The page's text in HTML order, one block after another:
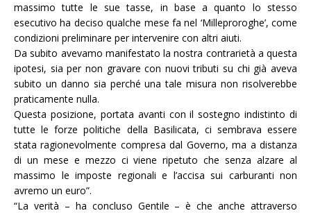
massimo tutte le sue tasse, in base a quanto lo stesso
esecutivo ha deciso qualche mese fa nel ‘Milleproroghe’, come
condizioni preliminare per intervenire con altri aiuti.
Da subito avevamo manifestato la nostra contrarietà a questa
ipotesi, sia per non gravare con nuovi tributi su chi già aveva
subito un danno sia perché una tale misura non risolverebbe
praticamente nulla.
Questa posizione, portata avanti con il sostegno indistinto di
tutte le forze politiche della Basilicata, ci sembrava essere
stata ragionevolmente compresa dal Governo, ma a distanza
di un mese e mezzo ci viene ripetuto che senza alzare al
massimo le imposte regionali e l’accisa sui carburanti non
avremo un euro”.
“La verità – ha concluso Gentile – è che anche attraverso